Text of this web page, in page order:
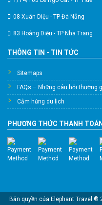
08 Xuân Diệu - TP Đà Nẵng
83 Hoàng Diệu - TP Nha Trang
THÔNG TIN - TIN TỨC
Sitemaps
FAQs – Những câu hỏi thường
Cảm hứng du lịch
PHƯƠNG THỨC THANH TOÁN
Bản quyền của Elephant Travel ®
Hỗ Trợ Viên
Đang hoạt động